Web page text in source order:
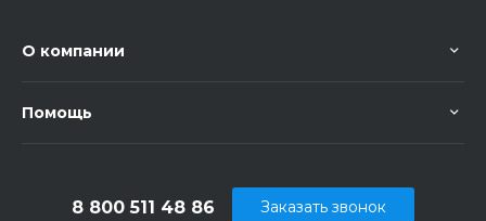
О компании
Помощь
8 800 511 48 86 Заказать звонок